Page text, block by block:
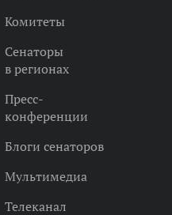
Комитеты
Сенаторы
в регионах
Пресс-
конференции
Блоги сенаторов
Мультимедиа
Телеканал